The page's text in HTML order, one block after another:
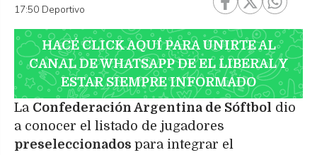
17:50 Deportivo
HACÉ CLICK AQUÍ PARA UNIRTE AL
CANAL DE WHATSAPP DE EL LIBERAL Y
ESTAR SIEMPRE INFORMADO
La Confederación Argentina de Sóftbol dio
a conocer el listado de jugadores
preseleccionados para integrar el